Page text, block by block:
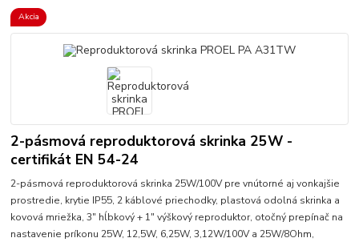
Akcia
2-pásmová reproduktorová skrinka 25W -
certifikát EN 54-24
2-pásmová reproduktorová skrinka 25W/100V pre vnútorné aj vonkajšie
prostredie, krytie IP55, 2 káblové priechodky, plastová odolná skrinka a
kovová mriežka, 3" hĺbkový + 1" výškový reproduktor, otočný prepínač na
nastavenie príkonu 25W, 12,5W, 6,25W, 3,12W/100V a 25W/8Ohm,